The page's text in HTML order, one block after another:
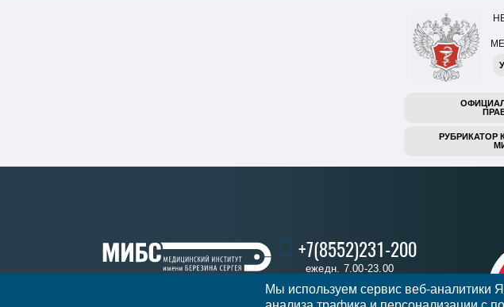
РУБРИКАТОР
+7(8552)231-200
ежедн. 7.00-23.00
Мы используем сервис веб-аналитики